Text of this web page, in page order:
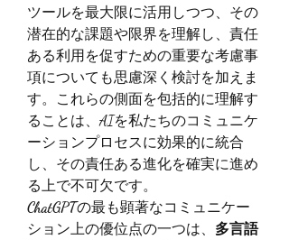
ツールを最大限に活用しつつ、その
潜在的な課題や限界を理解し、責任
ある利用を促すための重要な考慮事
項についても思慮深く検討を加えま
す。これらの側面を包括的に理解す
ることは、AIを私たちのコミュニケ
ーションプロセスに効果的に統合
し、その責任ある進化を確実に進め
る上で不可欠です。
ChatGPTの最も顕著なコミュニケー
ション上の優位点の一つは、 多言語